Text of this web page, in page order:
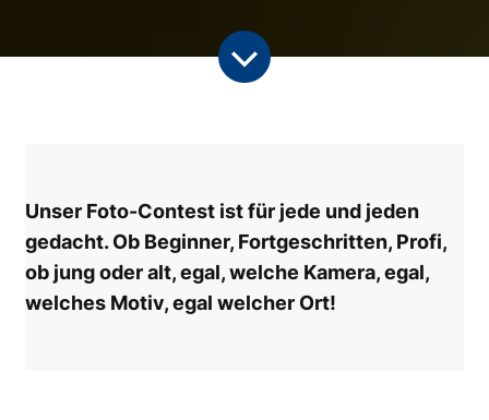
Unser Foto-Contest ist für jede und jeden
gedacht. Ob Beginner, Fortgeschritten, Profi,
ob jung oder alt, egal, welche Kamera, egal,
welches Motiv, egal welcher Ort!